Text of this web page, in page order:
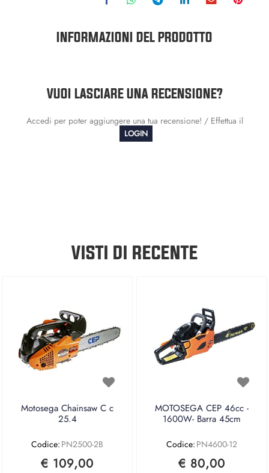
INFORMAZIONI DEL PRODOTTO
VUOI LASCIARE UNA RECENSIONE?
Accedi per poter aggiungere una tua recensione! / Effettua il
LOGIN
VISTI DI RECENTE
Motosega Chainsaw C c
25.4
Codice: PN2500-2B
€ 109,00
MOTOSEGA CEP 46cc -
1600W- Barra 45cm
Codice: PN4600-12
€ 80,00